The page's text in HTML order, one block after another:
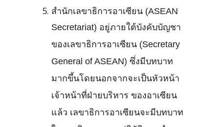
สำนักเลขาธิการอาเซียน (ASEAN
Secretariat) อยู่ภายใต้บังคับบัญชา
ของเลขาธิการอาเซียน (Secretary
General of ASEAN) ซึ่งมีบทบาท
มากขึ้นโดยนอกจากจะเป็นหัวหน้า
เจ้าหน้าที่ฝ่ายบริหาร ของอาเซียน
แล้ว เลขาธิการอาเซียนจะมีบทบาท